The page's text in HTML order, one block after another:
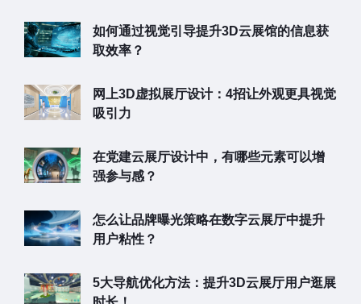
如何通过视觉引导提升3D云展馆的信息获
取效率？
网上3D虚拟展厅设计：4招让外观更具视觉
吸引力
在党建云展厅设计中，有哪些元素可以增
强参与感？
怎么让品牌曝光策略在数字云展厅中提升
用户粘性？
5大导航优化方法：提升3D云展厅用户逛展